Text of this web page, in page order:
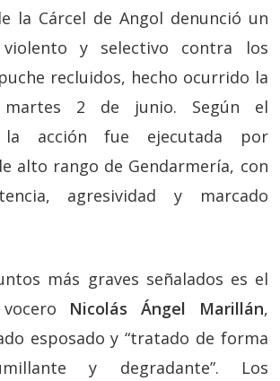
la Cárcel de Angol denunció un
violento y selectivo contra los
recluidos, hecho ocurrido la
martes 2 de junio. Según el
la acción fue ejecutada por
alto rango de Gendarmería, con
agresividad y marcado
más graves señalados es el
Nicolás Ángel Marillán,
esposado y “tratado de forma
y degradante”. Los